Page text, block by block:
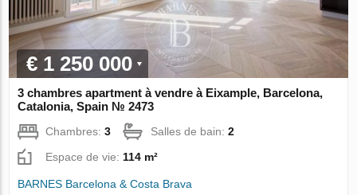
€ 1 250 000
3 chambres apartment à vendre à Eixample, Barcelona,
Catalonia, Spain № 2473
Chambres:3 Salles de bain:2
Espace de vie: 114 m²
BARNES Barcelona & Costa Brava